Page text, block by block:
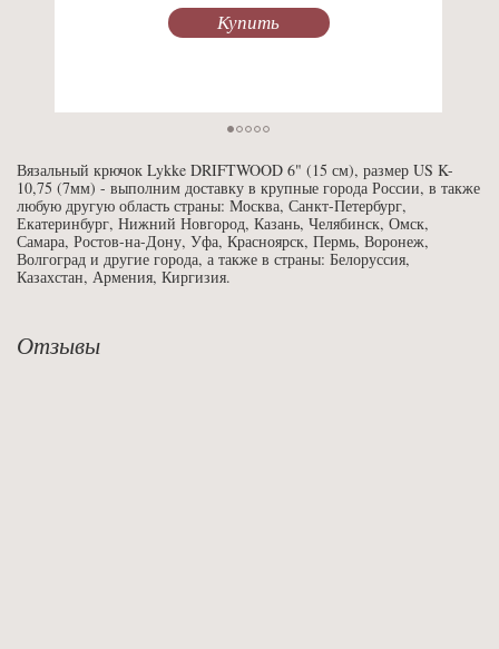
Купить
Вязальный крючок Lykke DRIFTWOOD 6" (15 см), размер US K-
10,75 (7мм) - выполним доставку в крупные города России, в также
любую другую область страны: Москва, Санкт-Петербург,
Екатеринбург, Нижний Новгород, Казань, Челябинск, Омск,
Самара, Ростов-на-Дону, Уфа, Красноярск, Пермь, Воронеж,
Волгоград и другие города, а также в страны: Белоруссия,
Казахстан, Армения, Киргизия.
Отзывы